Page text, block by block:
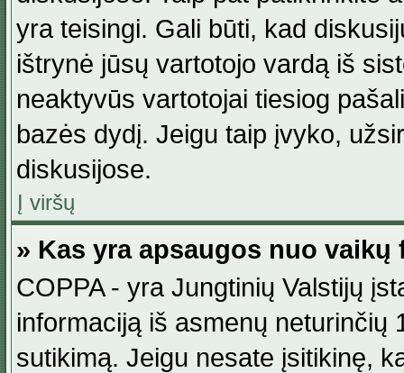
yra teisingi. Gali būti, kad
ištrynė jūsų vartotojo vardą iš
neaktyvūs vartotojai tiesiog
bazės dydį. Jeigu taip įvyko,
diskusijose.
Į viršų
» Kas yra apsaugos nuo vaikų
COPPA - yra Jungtinių Valstijų
informaciją iš asmenų neturinčių
sutikimą. Jeigu nesate įsitikinę,